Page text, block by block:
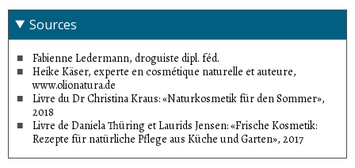
Sources
Fabienne Ledermann, droguiste dipl. féd.
Heike Käser, experte en cosmétique naturelle et auteure,
www.olionatura.de
Livre du Dr Christina Kraus: «Naturkosmetik für den Sommer»,
2018
Livre de Daniela Thüring et Laurids Jensen: «Frische Kosmetik:
Rezepte für natürliche Pflege aus Küche und Garten», 2017